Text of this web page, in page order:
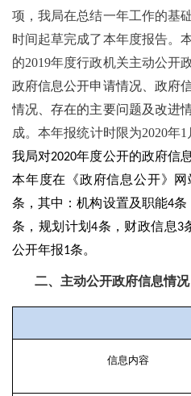
项，我局在总结一年工作的基
时间起草完成了本年度报告。
的2019年度行政机关主动公开
政府信息公开申请情况、政府
情况、存在的主要问题及改进
成。本年报统计时限为2020年1
我局对2020年度公开的政府信
本年度在《政府信息公开》网
条，其中：机构设置及职能4条
条，规划计划4条，财政信息3
公开年报1条。
二、主动公开政府信息情况
信息内容